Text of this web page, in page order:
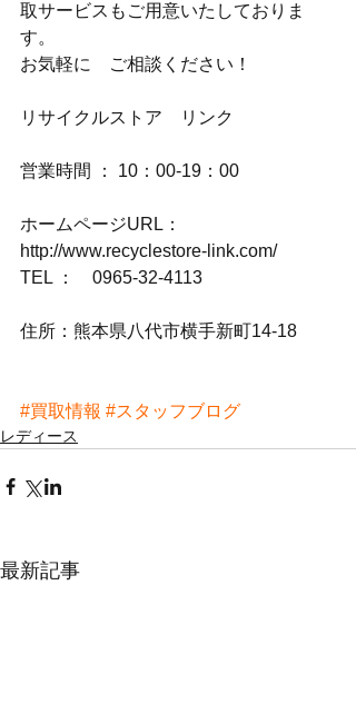
取サービスもご用意いたしておりま
す。
お気軽に　ご相談ください！
リサイクルストア　リンク
営業時間 ： 10：00-19：00
ホームページURL：
http://www.recyclestore-link.com/
TEL ：　0965-32-4113
住所：熊本県八代市横手新町14-18
#買取情報 #スタッフブログ
レディース
最新記事